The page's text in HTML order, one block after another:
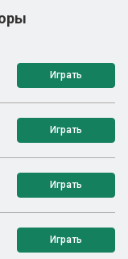
Играть
Играть
Играть
Играть